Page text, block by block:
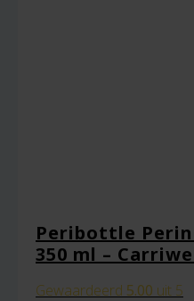
Peribottle
350 ml –
Gewaardeerd 5.00 uit 5